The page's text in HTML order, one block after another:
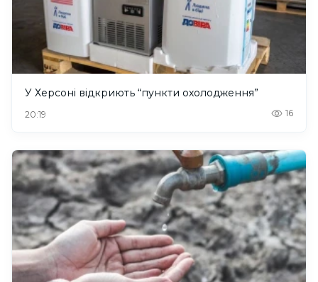
У Херсоні відкриють “пункти охолодження”
20:19 16